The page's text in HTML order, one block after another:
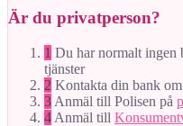
Är du privatperson?
1 Du har normalt ingen
tjänster
2 Kontakta din bank
3 Anmäl till Polisen på
4 Anmäl till